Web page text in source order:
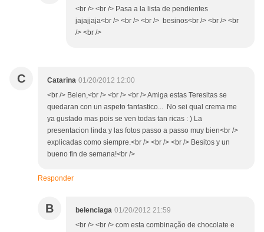
<br /> <br /> Pasa a la lista de pendientes
jajajjaja<br /> <br /> <br /> besinos<br /> <br /> <br
/> <br />
C Catarina 01/20/2012 12:00
<br /> Belen,<br /> <br /> <br /> Amiga estas Teresitas se
quedaran con un aspeto fantastico... No sei qual crema me
ya gustado mas pois se ven todas tan ricas : ) La
presentacion linda y las fotos passo a passo muy bien<br />
explicadas como siempre.<br /> <br /> <br /> Besitos y un
bueno fin de semana!<br />
Responder
B belenciaga 01/20/2012 21:59
<br /> <br /> com esta combinação de chocolate e